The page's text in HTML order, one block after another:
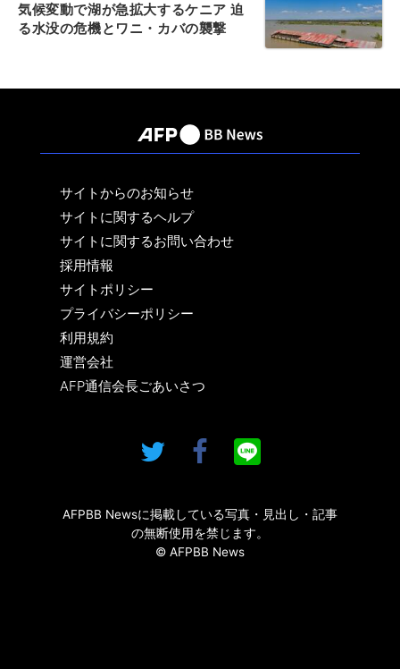
気候変動で湖が急拡大するケニア 迫
る水没の危機とワニ・カバの襲撃
サイトからのお知らせ
サイトに関するヘルプ
サイトに関するお問い合わせ
採用情報
サイトポリシー
プライバシーポリシー
利用規約
運営会社
AFP通信会長ごあいさつ
AFPBB Newsに掲載している写真・見出し・記事
の無断使用を禁じます。
© AFPBB News